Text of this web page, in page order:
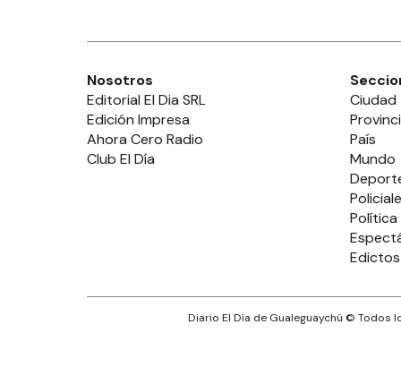
Nosotros
Editorial El Dia SRL
Edición Impresa
Ahora Cero Radio
Club El Día
Ciudad
País
Mundo
Política
Edictos
Diario El Día de Gualeguaychú © Todos